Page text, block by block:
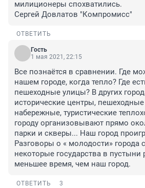
милиционеры спохватились.
Сергей Довлатов "Компромисс"
ОТВЕТИТЬ
Гость
1 мая 2021, 22:15
Все познаётся в сравнении. Где
нашем городе, когда тепло? Где
пешеходные улицы? В других
исторические центры,
набережные, туристические
городу организовывают прямо
парки и скверы... Наш город
Разговоры о « молодости» города
некоторые государства в пустыни
меньшее время, чем наш город.
ОТВЕТИТЬ 3